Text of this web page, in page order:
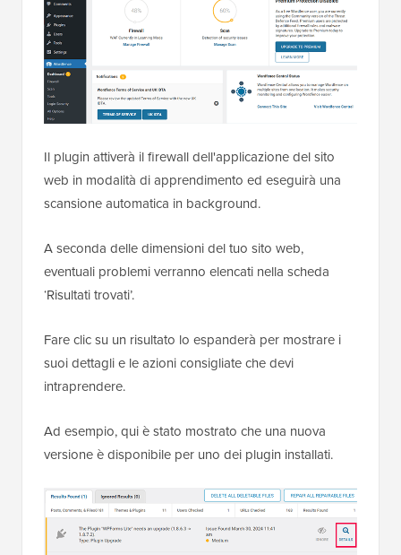
Il plugin attiverà il firewall dell'applicazione del sito
web in modalità di apprendimento ed eseguirà una
scansione automatica in background.
A seconda delle dimensioni del tuo sito web,
eventuali problemi verranno elencati nella scheda
‘Risultati trovati’.
Fare clic su un risultato lo espanderà per mostrare i
suoi dettagli e le azioni consigliate che devi
intraprendere.
Ad esempio, qui è stato mostrato che una nuova
versione è disponibile per uno dei plugin installati.